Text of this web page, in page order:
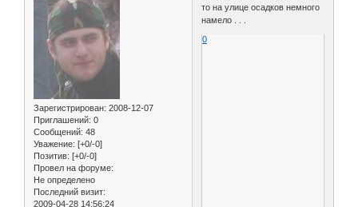
Зарегистрирован: 2008-12-07
Приглашений: 0
Сообщений: 48
Уважение: [+0/-0]
Позитив: [+0/-0]
Провел на форуме:
Не определено
Последний визит:
2009-04-28 14:56:24
то на улице осадков немного
намело . . .
0